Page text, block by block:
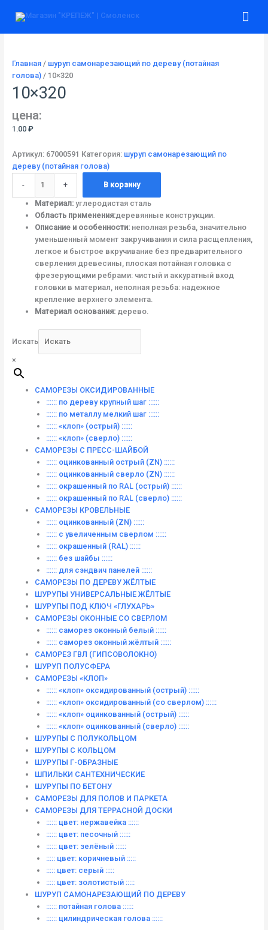
Главная/ шуруп самонарезающий по дереву (потайная
голова)/ 10×320
10×320
цена:
1.00 ₽
Артикул: 67000591 Категория: шуруп самонарезающий по
дереву (потайная голова)
-
товара
+ В корзину
Материал:углеродистая сталь
Область применения:деревянные конструкции.
Описание и особенности:неполная резьба, значительно
уменьшенный момент закручивания и сила расщепления,
легкое и быстрое вкручивание без предварительного
сверления древесины, плоская потайная головка с
фрезерующими ребрами: чистый и аккуратный вход
головки в материал, неполная резьба: надежное
крепление верхнего элемента.
Материал основания:дерево.
Искать
×
САМОРЕЗЫ ОКСИДИРОВАННЫЕ
:::::: по дереву крупный шаг ::::::
:::::: по металлу мелкий шаг ::::::
:::::: «клоп» (острый) ::::::
:::::: «клоп» (сверло) ::::::
САМОРЕЗЫ С ПРЕСС-ШАЙБОЙ
:::::: оцинкованный острый (ZN) ::::::
:::::: оцинкованный сверло (ZN) ::::::
:::::: окрашенный по RAL (острый) ::::::
:::::: окрашенный по RAL (сверло) ::::::
САМОРЕЗЫ КРОВЕЛЬНЫЕ
:::::: оцинкованный (ZN) ::::::
:::::: с увеличенным сверлом ::::::
:::::: окрашенный (RAL) ::::::
:::::: без шайбы ::::::
:::::: для сэндвич панелей ::::::
САМОРЕЗЫ ПО ДЕРЕВУ ЖЁЛТЫЕ
ШУРУПЫ УНИВЕРСАЛЬНЫЕ ЖЁЛТЫЕ
ШУРУПЫ ПОД КЛЮЧ «ГЛУХАРЬ»
САМОРЕЗЫ ОКОННЫЕ СО СВЕРЛОМ
:::::: саморез оконный белый ::::::
:::::: саморез оконный жёлтый ::::::
САМОРЕЗ ГВЛ (ГИПСОВОЛОКНО)
ШУРУП ПОЛУСФЕРА
САМОРЕЗЫ «КЛОП»
:::::: «клоп» оксидированный (острый) ::::::
:::::: «клоп» оксидированный (со сверлом) ::::::
:::::: «клоп» оцинкованный (острый) ::::::
:::::: «клоп» оцинкованный (сверло) ::::::
ШУРУПЫ С ПОЛУКОЛЬЦОМ
ШУРУПЫ С КОЛЬЦОМ
ШУРУПЫ Г-ОБРАЗНЫЕ
ШПИЛЬКИ САНТЕХНИЧЕСКИЕ
ШУРУПЫ ПО БЕТОНУ
САМОРЕЗЫ ДЛЯ ПОЛОВ И ПАРКЕТА
САМОРЕЗЫ ДЛЯ ТЕРРАСНОЙ ДОСКИ
:::::: цвет: нержавейка ::::::
:::::: цвет: песочный ::::::
:::::: цвет: зелёный ::::::
::::: цвет: коричневый :::::
::::: цвет: серый :::::
::::: цвет: золотистый :::::
ШУРУП САМОНАРЕЗАЮЩИЙ ПО ДЕРЕВУ
:::::: потайная голова ::::::
:::::: цилиндрическая голова ::::::